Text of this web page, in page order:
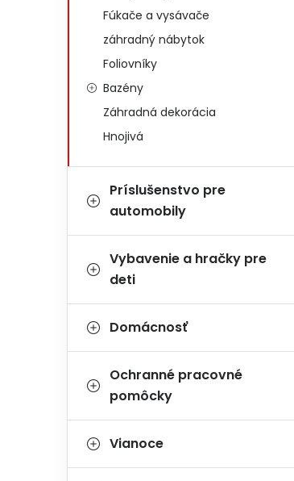
Fúkače a vysávače
záhradný nábytok
Foliovníky
Bazény
Záhradná dekorácia
Hnojivá
Príslušenstvo pre
automobily
Vybavenie a hračky pre
deti
Domácnosť
Ochranné pracovné
pomôcky
Vianoce